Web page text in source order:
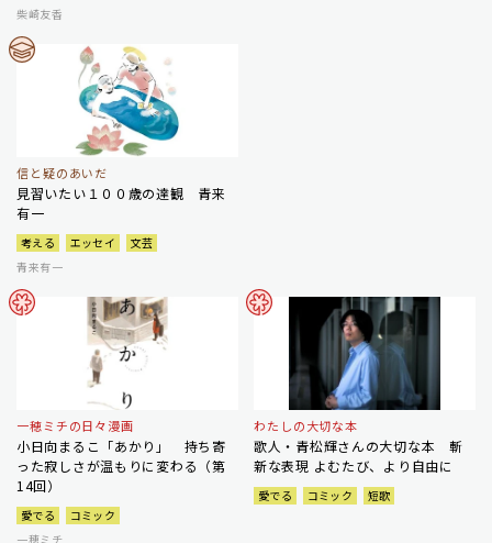
柴崎友香
信と疑のあいだ
見習いたい１００歳の達観 青来
有一
考える エッセイ
文芸
青来有一
一穂ミチの日々漫画
小日向まるこ「あかり」 持ち寄
った寂しさが温もりに変わる（第
14回）
愛でる
コミック
一穂ミチ
わたしの大切な本
歌人・青松輝さんの大切な本 斬
新な表現 よむたび、より自由に
愛でる コミック 短歌